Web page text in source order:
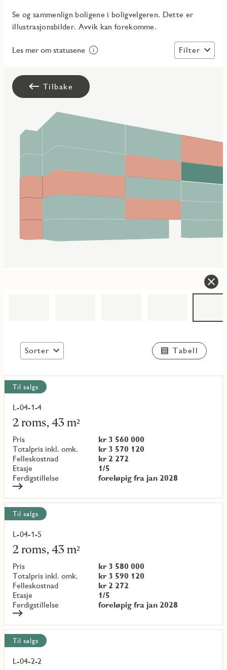
Se og sammenlign boligene i boligvelgeren. Dette er
illustrasjonsbilder. Avvik kan forekomme.
Les mer om statusene Filter
Tilbake
Sorter Tabell
Vis
alle
objekt
Til salgs
L-04-1-4
2 roms, 43 m²
Pris
kr 3 560 000
Totalpris inkl. omk.
kr 3 570 120
Felleskostnad
kr 2 272
Etasje
1/5
Ferdigstillelse
foreløpig fra jan 2028
Les
mer
om
objekt
{objectNumber}
Til salgs
L-04-1-5
2 roms, 43 m²
Pris
kr 3 580 000
Totalpris inkl. omk.
kr 3 590 120
Felleskostnad
kr 2 272
Etasje
1/5
Ferdigstillelse
foreløpig fra jan 2028
Les
mer
om
objekt
{objectNumber}
Til salgs
L-04-2-2
Les